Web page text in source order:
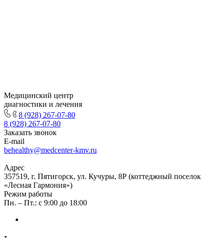
Медицинский центр
диагностики и лечения
8 (928) 267-07-80
8 (928) 267-07-80
Заказать звонок
E-mail
behealthy@medcenter-kmv.ru
Адрес
357519, г. Пятигорск, ул. Кучуры, 8Р (коттеджный поселок
«Лесная Гармония»)
Режим работы
Пн. – Пт.: с 9:00 до 18:00